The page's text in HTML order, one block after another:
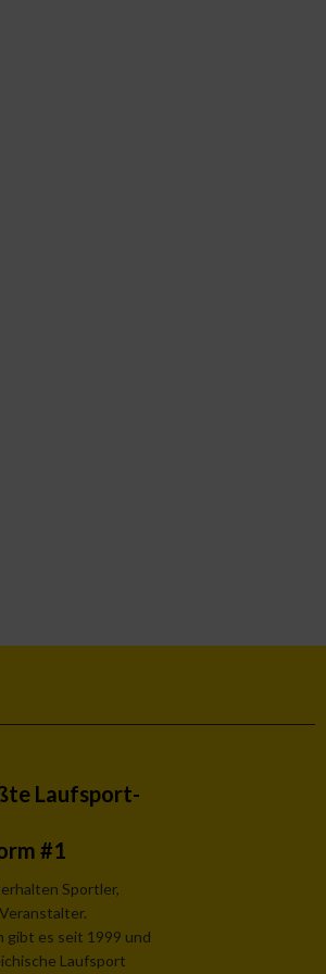
Laufsport-
#1
Sportler,
gibt es seit 1999 und
Laufsport